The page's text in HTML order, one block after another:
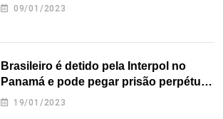
09/01/2023
Brasileiro é detido pela Interpol no
Panamá e pode pegar prisão perpétua
nos EUA
19/01/2023